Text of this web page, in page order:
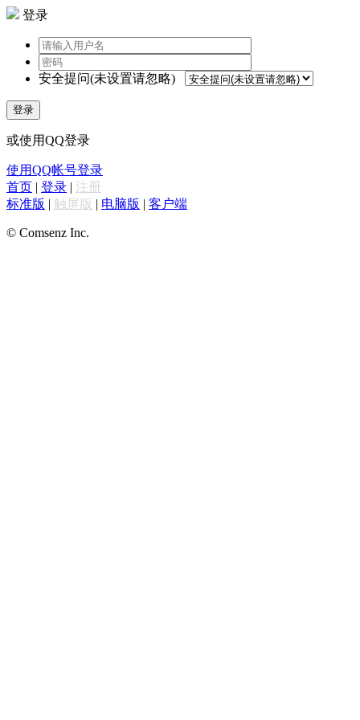
登录
安全提问(未设置请忽略)
登录
或使用QQ登录
使用QQ帐号登录
首页 | 登录 | 注册
标准版 | 触屏版 | 电脑版 | 客户端
© Comsenz Inc.